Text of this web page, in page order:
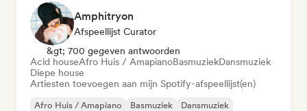
Amphitryon
Afspeellijst Curator
&gt; 700 gegeven antwoorden
Acid houseAfro Huis / AmapianoBasmuziekDansmuziek
Diepe house
Artiesten toevoegen aan mijn Spotify-afspeellijst(en)
Afro Huis / Amapiano Basmuziek
Dansmuziek